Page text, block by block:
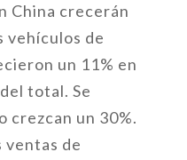
China crecerán
vehículos de
un 11% en
total. Se
crezcan un 30%.
ventas de